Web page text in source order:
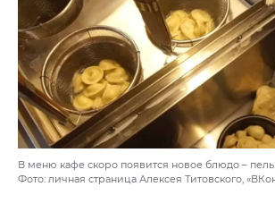
В меню кафе скоро появится новое блюдо –
Фото: личная страница Алексея Титовского,